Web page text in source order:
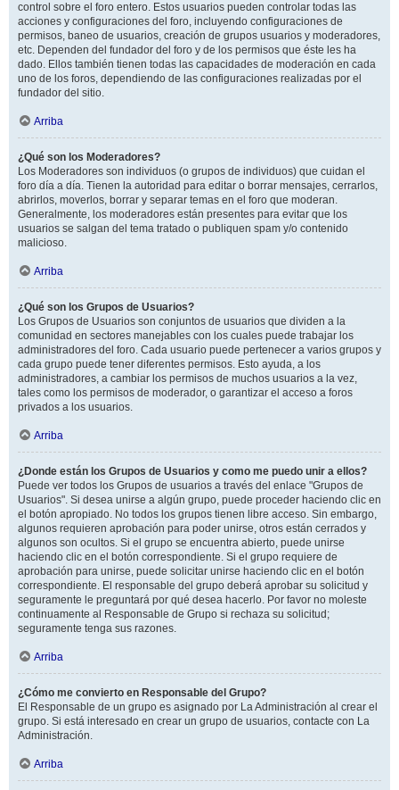
control sobre el foro entero. Estos usuarios pueden controlar todas las
acciones y configuraciones del foro, incluyendo configuraciones de
permisos, baneo de usuarios, creación de grupos usuarios y moderadores,
etc. Dependen del fundador del foro y de los permisos que éste les ha
dado. Ellos también tienen todas las capacidades de moderación en cada
uno de los foros, dependiendo de las configuraciones realizadas por el
fundador del sitio.
Arriba
¿Qué son los Moderadores?
Los Moderadores son individuos (o grupos de individuos) que cuidan el
foro día a día. Tienen la autoridad para editar o borrar mensajes, cerrarlos,
abrirlos, moverlos, borrar y separar temas en el foro que moderan.
Generalmente, los moderadores están presentes para evitar que los
usuarios se salgan del tema tratado o publiquen spam y/o contenido
malicioso.
Arriba
¿Qué son los Grupos de Usuarios?
Los Grupos de Usuarios son conjuntos de usuarios que dividen a la
comunidad en sectores manejables con los cuales puede trabajar los
administradores del foro. Cada usuario puede pertenecer a varios grupos y
cada grupo puede tener diferentes permisos. Esto ayuda, a los
administradores, a cambiar los permisos de muchos usuarios a la vez,
tales como los permisos de moderador, o garantizar el acceso a foros
privados a los usuarios.
Arriba
¿Donde están los Grupos de Usuarios y como me puedo unir a ellos?
Puede ver todos los Grupos de usuarios a través del enlace "Grupos de
Usuarios". Si desea unirse a algún grupo, puede proceder haciendo clic en
el botón apropiado. No todos los grupos tienen libre acceso. Sin embargo,
algunos requieren aprobación para poder unirse, otros están cerrados y
algunos son ocultos. Si el grupo se encuentra abierto, puede unirse
haciendo clic en el botón correspondiente. Si el grupo requiere de
aprobación para unirse, puede solicitar unirse haciendo clic en el botón
correspondiente. El responsable del grupo deberá aprobar su solicitud y
seguramente le preguntará por qué desea hacerlo. Por favor no moleste
continuamente al Responsable de Grupo si rechaza su solicitud;
seguramente tenga sus razones.
Arriba
¿Cómo me convierto en Responsable del Grupo?
El Responsable de un grupo es asignado por La Administración al crear el
grupo. Si está interesado en crear un grupo de usuarios, contacte con La
Administración.
Arriba